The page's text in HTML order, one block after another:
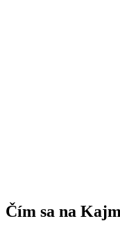
Čím sa na